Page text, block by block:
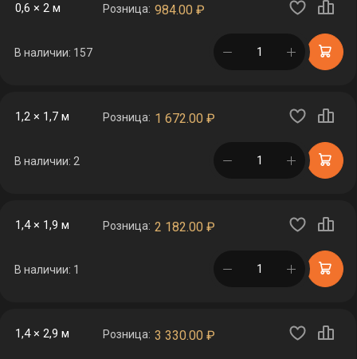
0,6 × 2 м Розница: 984.00 ₽
В наличии: 157 в корзине
1,2 × 1,7 м Розница: 1 672.00 ₽
В наличии: 2 в корзине
1,4 × 1,9 м Розница: 2 182.00 ₽
В наличии: 1 в корзине
1,4 × 2,9 м Розница: 3 330.00 ₽